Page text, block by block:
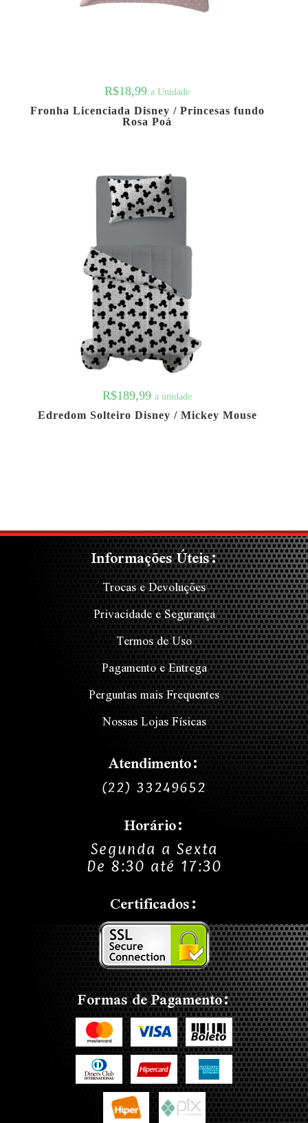
R$18,99 a Unidade
Fronha Licenciada Disney / Princesas fundo
Rosa Poá
R$189,99 a unidade
Edredom Solteiro Disney / Mickey Mouse
Informações Úteis:
Trocas e Devoluções
Privacidade e Segurança
Termos de Uso
Pagamento e Entrega
Perguntas mais Frequentes
Nossas Lojas Físicas
Atendimento:
(22) 33249652
Horário:
Segunda a Sexta
De 8:30 até 17:30
Certificados:
Formas de Pagamento: